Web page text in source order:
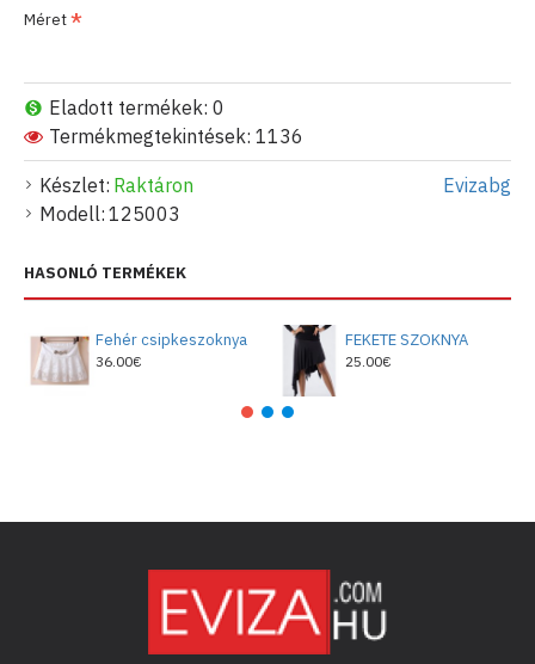
Készlet: Raktáron
Modell: 125003
Evizabg
Eladott termékek: 0
Termékmegtekintések: 1136
Méret
HASONLÓ TERMÉKEK
Fehér csipkeszoknya
36.00€
FEKETE SZOKNYA
25.00€